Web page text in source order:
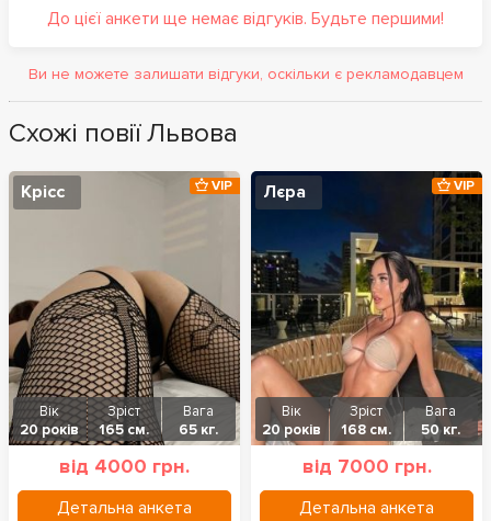
До цієї анкети ще немає відгуків. Будьте першими!
Ви не можете залишати відгуки, оскільки є рекламодавцем
Схожі повії Львова
Крісс
Вік
20 років
Зріст
165 см.
Вага
65 кг.
від 4000 грн.
Детальна анкета
VIP Лєра
Вік
20 років
Зріст
168 см.
Вага
50 кг.
від 7000 грн.
Детальна анкета
VIP